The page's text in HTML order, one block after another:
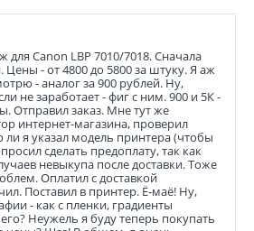
Canon LBP 7010/7018. Сначала
- от 4800 до 5800 за штуку. Я аж
- аналог за 900 рублей. Ну,
не заработает - фиг с ним. 900 и 5К -
Отправил заказ. Мне тут же
интернет-магазина, проверил
ли я указал модель принтера (чтобы
сделать предоплату, так как
невыкупа после доставки. Тоже
Оплатил с доставкой
Поставил в принтер. Ё-маё! Ну,
- как с пленки, градиенты
Неужель я буду теперь покупать